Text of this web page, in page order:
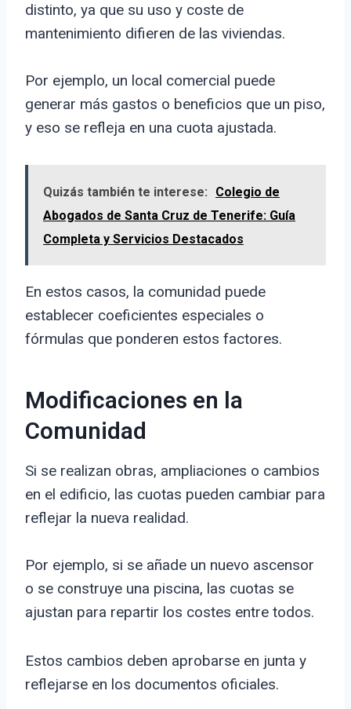
distinto, ya que su uso y coste de
mantenimiento difieren de las viviendas.
Por ejemplo, un local comercial puede
generar más gastos o beneficios que un piso,
y eso se refleja en una cuota ajustada.
Quizás también te interese:
Colegio de
Abogados de Santa Cruz de Tenerife: Guía
Completa y Servicios Destacados
En estos casos, la comunidad puede
establecer coeficientes especiales o
fórmulas que ponderen estos factores.
Modificaciones en la
Comunidad
Si se realizan obras, ampliaciones o cambios
en el edificio, las cuotas pueden cambiar para
reflejar la nueva realidad.
Por ejemplo, si se añade un nuevo ascensor
o se construye una piscina, las cuotas se
ajustan para repartir los costes entre todos.
Estos cambios deben aprobarse en junta y
reflejarse en los documentos oficiales.